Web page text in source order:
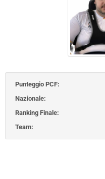
Punteggio PCF:
Nazionale:
Ranking Finale:
Team: